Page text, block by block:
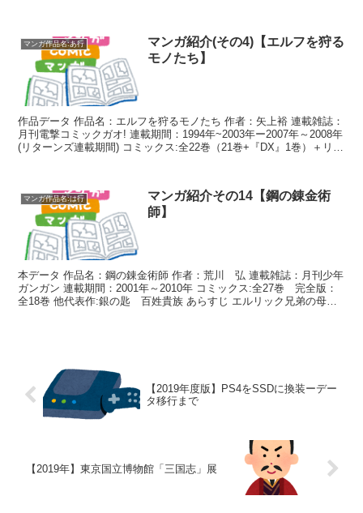
マンガ作品名:あ行
マンガ紹介(その4)【エルフを狩る
モノたち】
作品データ 作品名：エルフを狩るモノたち 作者：矢上裕 連載雑誌：
月刊電撃コミックガオ! 連載期間：1994年~2003年ー2007年～2008年
(リターンズ連載期間) コミックス:全22巻（21巻+『DX』1巻）＋リタ
マンガ作品名:は行
マンガ紹介その14【鋼の錬金術
師】
本データ 作品名：鋼の錬金術師 作者：荒川 弘 連載雑誌：月刊少年
ガンガン 連載期間：2001年～2010年 コミックス:全27巻 完全版：
全18巻 他代表作:銀の匙 百姓貴族 あらすじ エルリック兄弟の母が
【2019年度版】PS4をSSDに換装ーデー
タ移行まで
【2019年】東京国立博物館「三国志」展